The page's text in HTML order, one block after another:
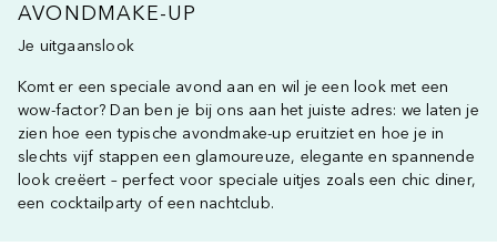
AVONDMAKE-UP
Je uitgaanslook
Komt er een speciale avond aan en wil je een look met een
wow-factor? Dan ben je bij ons aan het juiste adres: we laten je
zien hoe een typische avondmake-up eruitziet en hoe je in
slechts vijf stappen een glamoureuze, elegante en spannende
look creëert – perfect voor speciale uitjes zoals een chic diner,
een cocktailparty of een nachtclub.